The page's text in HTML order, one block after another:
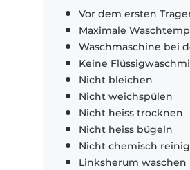
Vor dem ersten
Maximale
Waschmaschine bei
Keine
Nicht bleichen
Nicht weichspülen
Nicht heiss trocknen
Nicht heiss bügeln
Nicht chemisch
Linksherum